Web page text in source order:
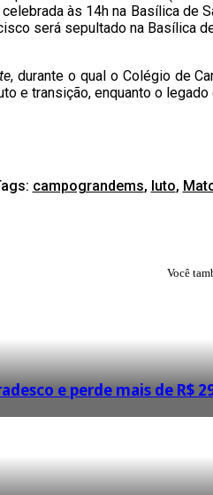
às 14h na Basílica
será sepultado na Basílica
, durante o qual o Colégio de
e transição, enquanto o
campograndems, luto,
Você
e perde mais de R$